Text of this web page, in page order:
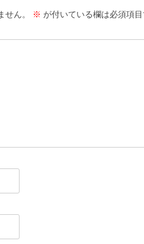
ん。 ※ が付いている欄は必須項